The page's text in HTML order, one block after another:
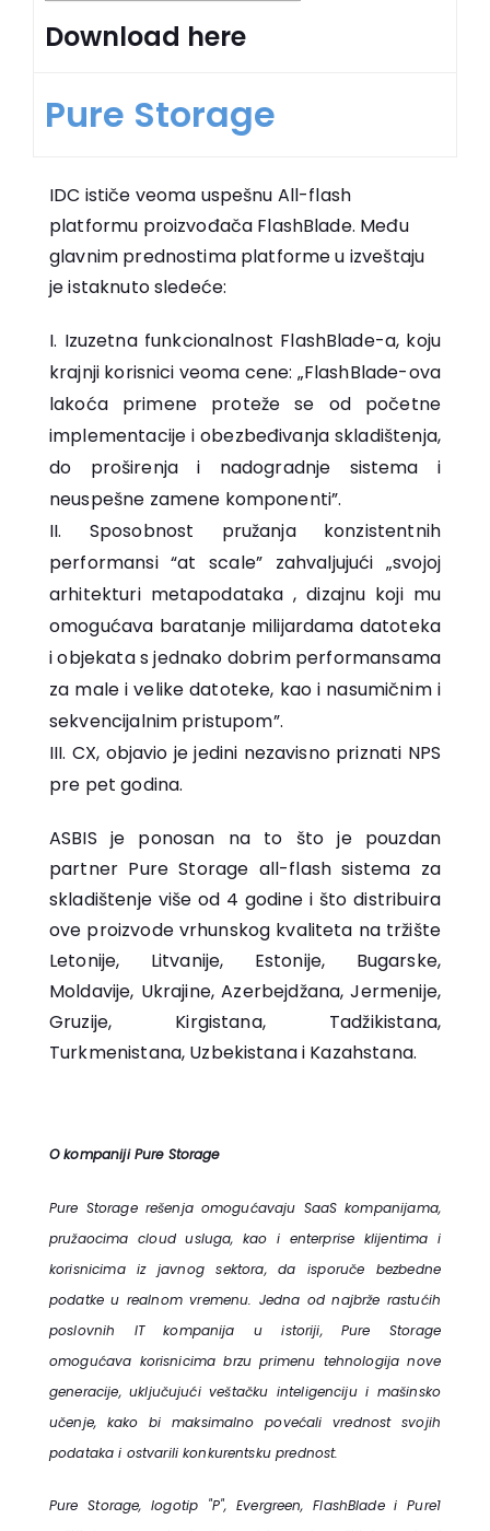
Download here
Pure Storage
IDC ističe veoma uspešnu All-flash
platformu proizvođača FlashBlade. Među
glavnim prednostima platforme u izveštaju
je istaknuto sledeće:
Izuzetna funkcionalnost FlashBlade-a, koju
krajnji korisnici veoma cene: „FlashBlade-ova
lakoća primene proteže se od početne
implementacije i obezbeđivanja skladištenja,
do proširenja i nadogradnje sistema i
neuspešne zamene komponenti”.
Sposobnost pružanja konzistentnih
performansi “at scale” zahvaljujući „svojoj
arhitekturi metapodataka , dizajnu koji mu
omogućava baratanje milijardama datoteka
i objekata s jednako dobrim performansama
za male i velike datoteke, kao i nasumičnim i
sekvencijalnim pristupom”.
CX, objavio je jedini nezavisno priznati NPS
pre pet godina.
ASBIS je ponosan na to što je pouzdan
partner Pure Storage all-flash sistema za
skladištenje više od 4 godine i što distribuira
ove proizvode vrhunskog kvaliteta na tržište
Letonije, Litvanije, Estonije, Bugarske,
Moldavije, Ukrajine, Azerbejdžana, Jermenije,
Gruzije, Kirgistana, Tadžikistana,
Turkmenistana, Uzbekistana i Kazahstana.
O kompaniji Pure Storage
Pure Storage rešenja omogućavaju SaaS kompanijama,
pružaocima cloud usluga, kao i enterprise klijentima i
korisnicima iz javnog sektora, da isporuče bezbedne
podatke u realnom vremenu. Jedna od najbrže rastućih
poslovnih IT kompanija u istoriji, Pure Storage
omogućava korisnicima brzu primenu tehnologija nove
generacije, uključujući veštačku inteligenciju i mašinsko
učenje, kako bi maksimalno povećali vrednost svojih
podataka i ostvarili konkurentsku prednost.
Pure Storage, logotip "P", Evergreen, FlashBlade i Pure1